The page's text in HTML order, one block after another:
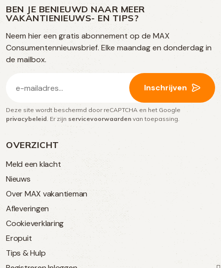
OVERZICHT
Meld een klacht
Nieuws
Over MAX vakantieman
Afleveringen
Cookieverklaring
Eropuit
Tips & Hulp
op
social
media
op
Facebook
op
TikTok
op
Instagram
BEN JE BENIEUWD NAAR MEER
VAKANTIENIEUWS- EN TIPS?
Neem hier een gratis abonnement op de MAX
Consumentennieuwsbrief. Elke maandag en donderdag in
de mailbox.
mailadres
(Vereist)
Inschrijven
Deze site wordt beschermd door reCAPTCHA en het Google
privacybeleid . Er zijn servicevoorwaarden van toepassing.